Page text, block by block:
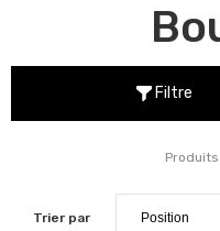
Filtre
Trier par
Produits